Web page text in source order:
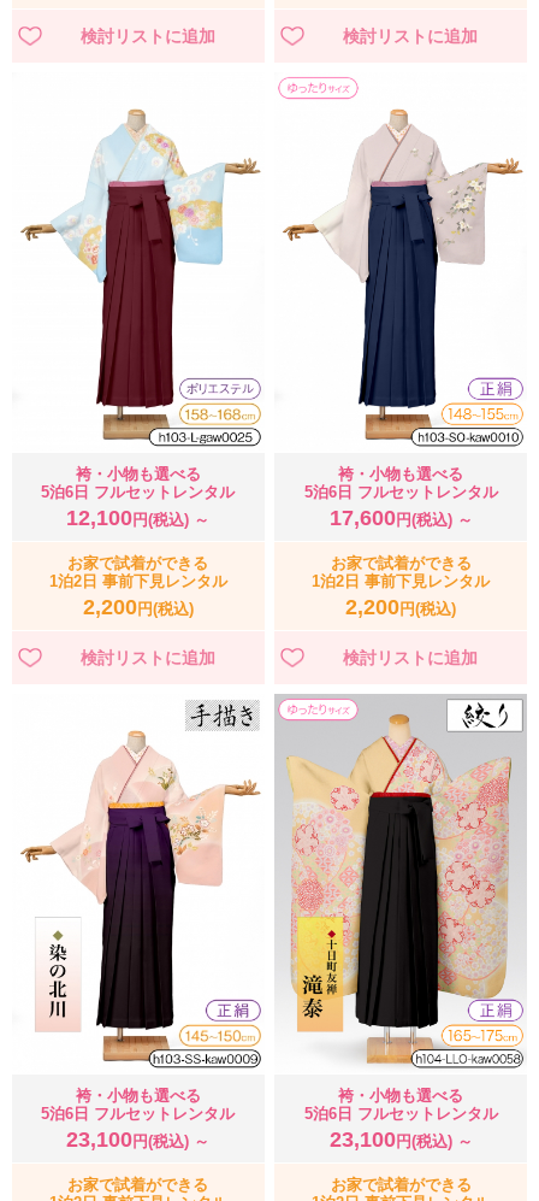
袴・小物も選べる
5泊6日 フルセットレンタル
12,100 円(税込) ～
お家で試着ができる
1泊2日 事前下見レンタル
2,200円(税込)
袴・小物も選べる
5泊6日 フルセットレンタル
17,600円(税込) ～
お家で試着ができる
1泊2日 事前下見レンタル
2,200円(税込)
袴・小物も選べる
5泊6日 フルセットレンタル
23,100円(税込) ～
お家で試着ができる
袴・小物も選べる
5泊6日 フルセットレンタル
23,100円(税込) ～
お家で試着ができる